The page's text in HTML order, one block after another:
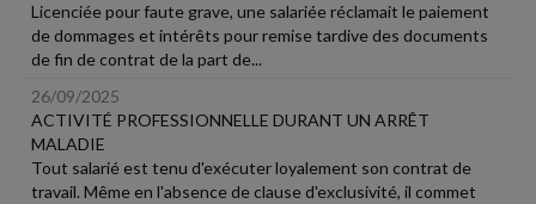
Licenciée pour faute grave, une salariée réclamait le paiement
de dommages et intérêts pour remise tardive des documents
de fin de contrat de la part de...
26/09/2025
ACTIVITÉ PROFESSIONNELLE DURANT UN ARRÊT
MALADIE
Tout salarié est tenu d'exécuter loyalement son contrat de
travail. Même en l'absence de clause d'exclusivité, il commet